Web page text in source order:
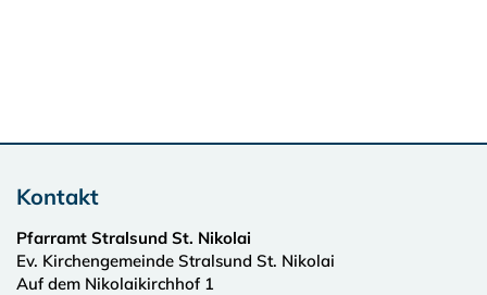
Kontakt
Pfarramt Stralsund St. Nikolai
Ev. Kirchengemeinde Stralsund St. Nikolai
Auf dem Nikolaikirchhof 1